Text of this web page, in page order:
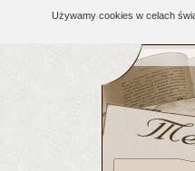
Używamy cookies w celach